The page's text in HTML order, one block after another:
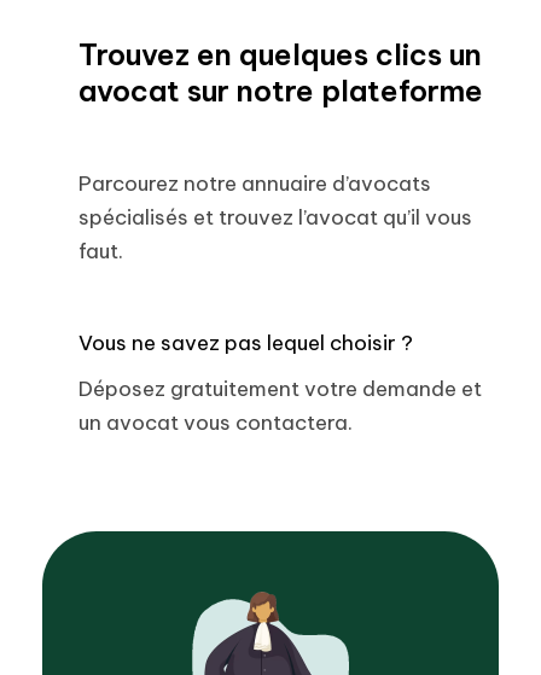
Trouvez en quelques clics un
avocat sur notre plateforme
Parcourez notre annuaire d’avocats
spécialisés et trouvez l’avocat qu’il vous
faut.
Vous ne savez pas lequel choisir ?
Déposez gratuitement votre demande et
un avocat vous contactera.